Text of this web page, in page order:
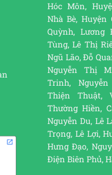
Hóc Môn,
Nhà Bè, Huyện
Quỳnh, Lương
Tùng, Lê Thị
Ngũ Lão, Đỗ
Nguyễn Thị
Trinh,
Thiện Thuật,
Thường Hiền,
Nguyễn Du, Lê
Trọng, Lê Lợi,
Hưng Đạo,
Điện Biên Phủ,